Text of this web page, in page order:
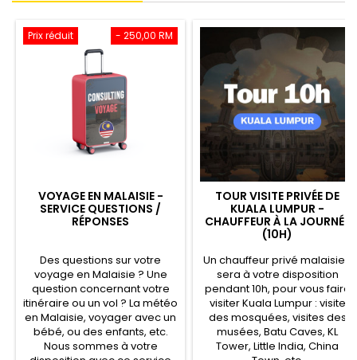
- 250,00 RM
Prix réduit
VOYAGE EN MALAISIE -
SERVICE QUESTIONS /
RÉPONSES
Des questions sur votre
voyage en Malaisie ? Une
question concernant votre
itinéraire ou un vol ? La météo
en Malaisie, voyager avec un
bébé, ou des enfants, etc.
Nous sommes à votre
TOUR VISITE PRIVÉE DE
KUALA LUMPUR -
CHAUFFEUR À LA JOURNÉE
(10H)
Un chauffeur privé malaisien
sera à votre disposition
pendant 10h, pour vous faire
visiter Kuala Lumpur : visite
des mosquées, visites des
musées, Batu Caves, KL
Tower, Little India, China